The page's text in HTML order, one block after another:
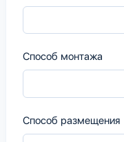
Способ монтажа
Способ размещения